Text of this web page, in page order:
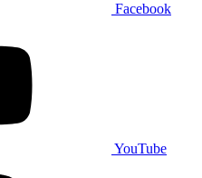
Facebook
YouTube